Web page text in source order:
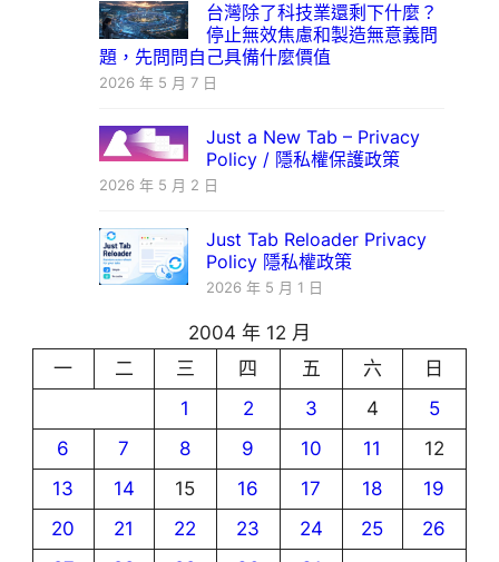
台灣除了科技業還剩下什麼？
停止無效焦慮和製造無意義問
題，先問問自己具備什麼價值
2026 年 5 月 7 日
Just a New Tab – Privacy
Policy / 隱私權保護政策
2026 年 5 月 2 日
Just Tab Reloader Privacy
Policy 隱私權政策
2026 年 5 月 1 日
2004 年 12 月
一
二 三 四 五 六
日
1
2 3 4
5
6
7 8 9 10 11
12
13
14 15 16 17 18
19
20
21 22 23 24 25
26